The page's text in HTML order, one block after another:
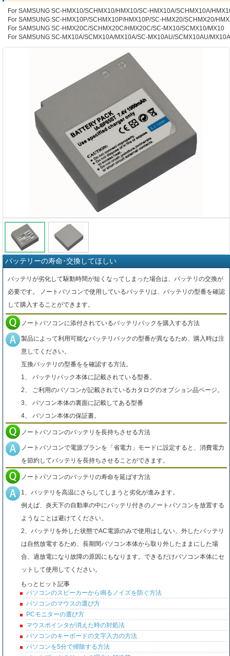
For SAMSUNG SC-HMX10/SCHMX10/HMX10/SC-HMX10A/SCHMX10A/
For SAMSUNG SC-HMX10P/SCHMX10P/HMX10P/SC-HMX20/SCHMX20/
For SAMSUNG SC-HMX20C/SCHMX20C/HMX20C/SC-MX10/SCMX10/MX10
For SAMSUNG SC-MX10A/SCMX10A/MX10A/SC-MX10AU/SCMX10AU/
バッテリーの寿命･交換してほしい
バッテリが劣化して駆動時間が短くなってしまった場合は、バッテリの交換が
必要です。 ノートパソコンで使用しているバッテリは、バッテリの型番を確認
して購入することができます。
ノートパソコンに添付されているバッテリパックを購入する方法
製品によって利用可能なバッテリパックの型番が異なるため、購入時は注
意してください。
互換バッテリの型番をを確認する方法。
1、 バッテリパック本体に記載されている型番。
2、 ご利用のパソコンが記載されているカタログのオプション品ページ。
3、 パソコン本体の裏面に記載してある型番
4、 パソコン本体の保証書。
ノートパソコンのバッテリを長持ちさせる方法
ノートパソコンで電源プランを「省電力」モードに設定すると、消費電力
を節約してバッテリを長持ちさせることができます。
ノートパソコンのバッテリの寿命を延ばす方法
1、バッテリを高温にさらしてしまうと劣化が進みます。
例えば、炎天下の自動車の中にバッテリ付きのノートパソコンを放置する
ようなことは避けてください。
2、バッテリを外した状態でAC電源のみで使用はしない。外したバッテリ
は自然放電するため、長期間パソコン本体から取り外したままにした場
合、過放電になり故障の原因にもなります。できるだけパソコン本体にセ
ットして使用してください。
もっとヒット記事
パソコンのスピーカーから鳴るノイズを防ぐ方法
パソコンのマウスの選び方
PCモニターの選び方
マウスポインタが消えた時の対処法
パソコンのキーボードの文字入力の方法
パソコンを5分で掃除する方法